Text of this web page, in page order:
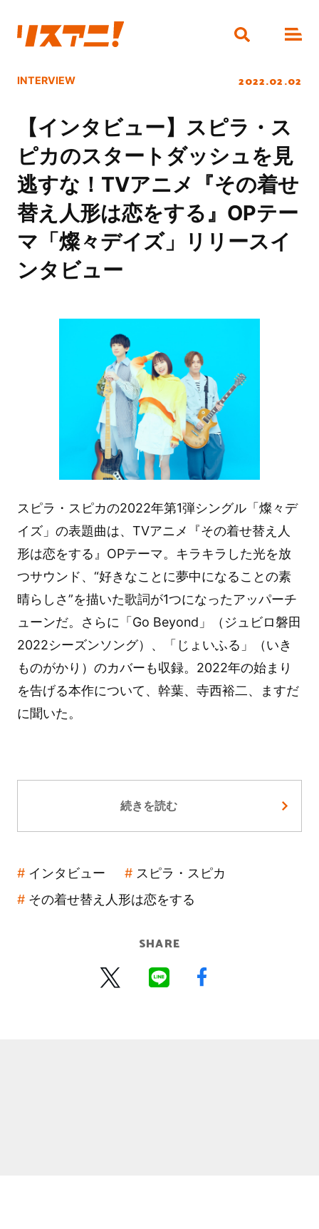
INTERVIEW 2022.02.02
【インタビュー】スピラ・ス
ピカのスタートダッシュを見
逃すな！TVアニメ『その着せ
替え人形は恋をする』OPテー
マ「燦々デイズ」リリースイ
ンタビュー
スピラ・スピカの2022年第1弾シングル「燦々デ
イズ」の表題曲は、TVアニメ『その着せ替え人
形は恋をする』OPテーマ。キラキラした光を放
つサウンド、“好きなことに夢中になることの素
晴らしさ”を描いた歌詞が1つになったアッパーチ
ューンだ。さらに「Go Beyond」（ジュビロ磐田
2022シーズンソング）、「じょいふる」（いき
ものがかり）のカバーも収録。2022年の始まり
を告げる本作について、幹葉、寺西裕二、ますだ
に聞いた。
続きを読む
インタビュー
スピラ・スピカ
その着せ替え人形は恋をする
SHARE